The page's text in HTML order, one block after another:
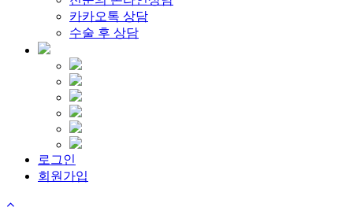
카카오톡 상담
수술 후 상담
로그인
회원가입